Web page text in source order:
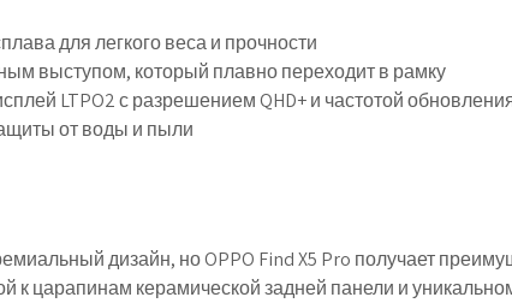
для легкого веса и прочности
выступом, который плавно переходит в рамку
LTPO2 с разрешением QHD+ и частотой
от воды и пыли
дизайн, но OPPO Find X5 Pro получает
к царапинам керамической задней панели и